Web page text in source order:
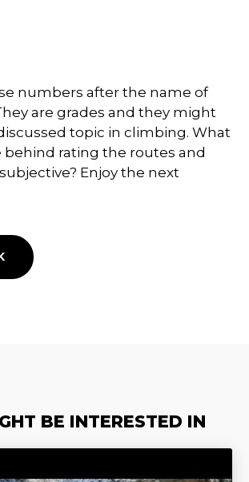
numbers after the name of
are grades and they might
topic in climbing. What
behind rating the routes and
Enjoy the next
BE INTERESTED IN